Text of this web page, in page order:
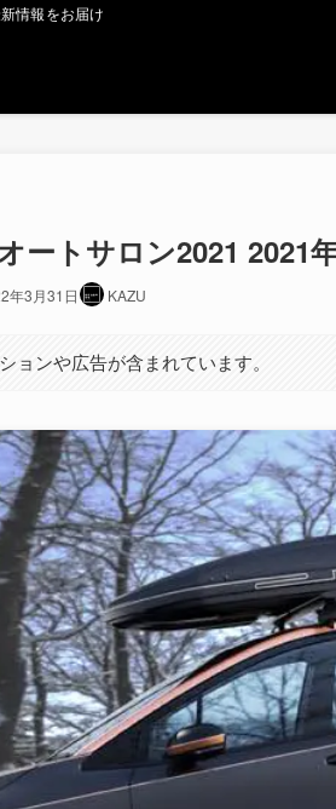
情報をお届け
ートサロン2021 2021
年3月31日 KAZU
ョンや広告が含まれています。